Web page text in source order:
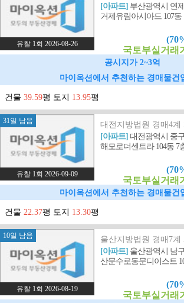
유찰 1회 2026-08-26
[아파트] 부산광역시 연
거제유림아시아드 107동
국토부실거래
공시지가 2~3억
마이옥션에서 추천하는 경매물건
건물 39.59평 토지 13.95평
31일 남음
유찰 1회 2026-09-09
대전지방법원 경매4계
[아파트]대전광역시 중
해모로더센트라 104동 7
국토부실거래
마이옥션에서 추천하는 경매물건
건물 22.37평 토지 13.30평
10일 남음
유찰 1회 2026-08-19
울산지방법원 경매7계
[아파트] 울산광역시 남
산문수로동문디이스트
국토부실거래